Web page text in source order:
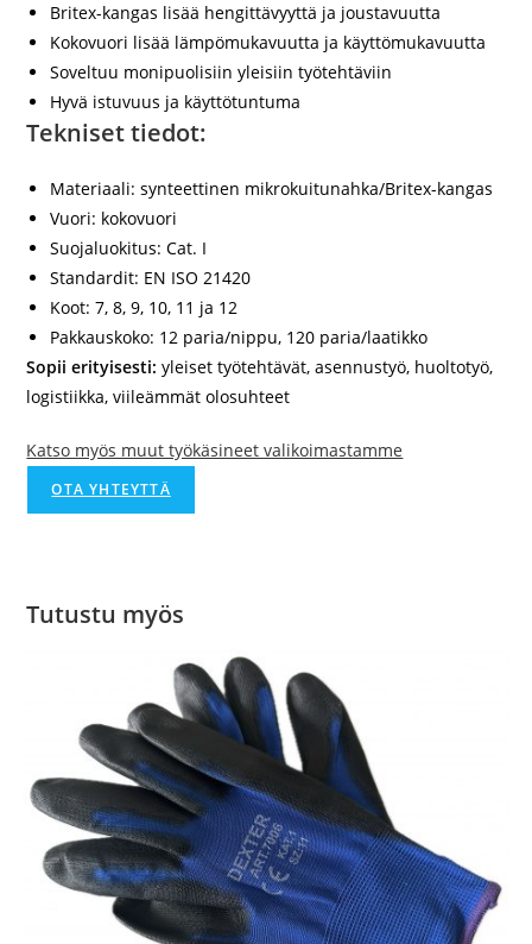
Britex-kangas lisää hengittävyyttä ja joustavuutta
Kokovuori lisää lämpömukavuutta ja käyttömukavuutta
Soveltuu monipuolisiin yleisiin työtehtäviin
Hyvä istuvuus ja käyttötuntuma
Tekniset tiedot:
Materiaali: synteettinen mikrokuitunahka/Britex-kangas
Vuori: kokovuori
Suojaluokitus: Cat. I
Standardit: EN ISO 21420
Koot: 7, 8, 9, 10, 11 ja 12
Pakkauskoko: 12 paria/nippu, 120 paria/laatikko
Sopii erityisesti: yleiset työtehtävät, asennustyö, huoltotyö,
logistiikka, viileämmät olosuhteet
Katso myös muut työkäsineet valikoimastamme
OTA YHTEYTTÄ
Tutustu myös